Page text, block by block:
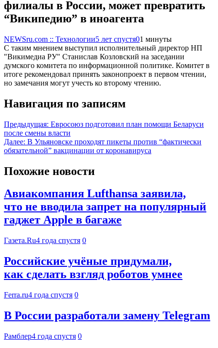
филиалы в России, может превратить
“Википедию” в иноагента
NEWSru.com :: Технологии5 лет спустя01 минуты
С таким мнением выступил исполнительный директор НП
"Викимедиа РУ" Станислав Козловский на заседании
думского комитета по информационной политике. Комитет в
итоге рекомендовал принять законопроект в первом чтении,
но замечания могут учесть ко второму чтению.
Навигация по записям
Предыдущая: Евросоюз подготовил план помощи Беларуси
после смены власти
Далее: В Ульяновске проходят пикеты против “фактически
обязательной” вакцинации от коронавируса
Похожие новости
Авиакомпания Lufthansa заявила,
что не вводила запрет на популярный
гаджет Apple в багаже
Газета.Ru4 года спустя 0
Российские учёные придумали,
как сделать взгляд роботов умнее
Ferra.ru4 года спустя 0
В России разработали замену Telegram
Рамблер4 года спустя 0